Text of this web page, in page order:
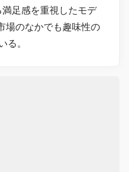
足感を重視したモデ
場のなかでも趣味性の
る。